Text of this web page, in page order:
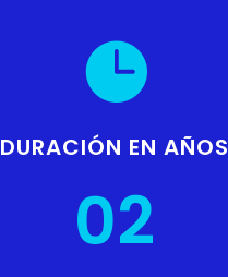

DURACIÓN EN AÑOS
02